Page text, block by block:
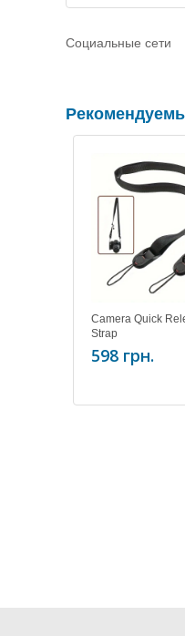
Социальные сети
Camera Quick
Strap
598 грн.